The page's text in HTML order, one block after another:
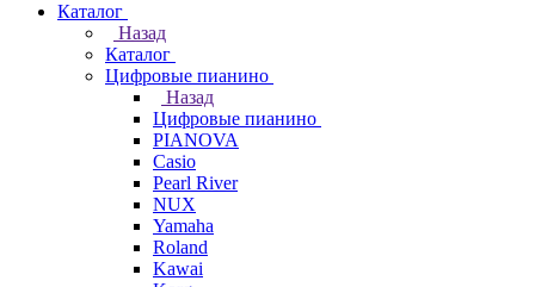
Каталог
Назад
Каталог
Цифровые пианино
Назад
Цифровые пианино
PIANOVA
Casio
Pearl River
NUX
Yamaha
Roland
Kawai